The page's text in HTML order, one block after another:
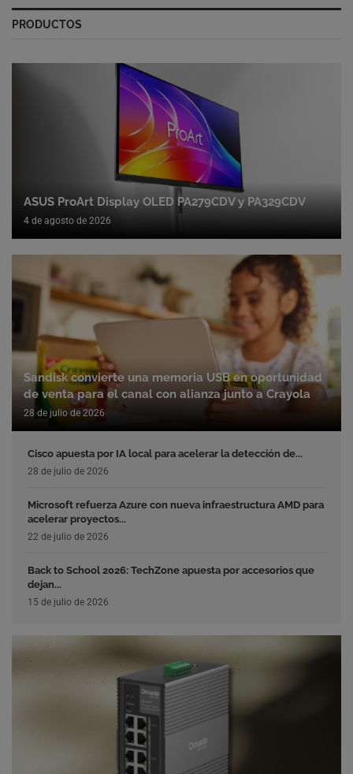
PRODUCTOS
ASUS ProArt Display OLED PA279CDV y PA329CDV
4 de agosto de 2026
Sandisk convierte una memoria USB en oportunidad
de venta para el canal con alianza junto a Crayola
28 de julio de 2026
Cisco apuesta por IA local para acelerar la detección de...
28 de julio de 2026
Microsoft refuerza Azure con nueva infraestructura AMD para
acelerar proyectos...
22 de julio de 2026
Back to School 2026: TechZone apuesta por accesorios que
dejan...
15 de julio de 2026